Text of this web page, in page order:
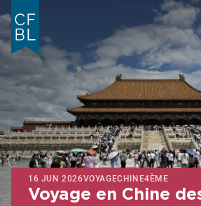
16 JUN 2026VOYAGECHINE4ÈME
Voyage en Chine